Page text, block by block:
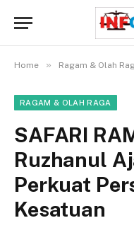
Home » Ragam & Olah
RAGAM & OLAH RAGA
SAFARI
Ruzhanul
Perkuat
Kesatuan